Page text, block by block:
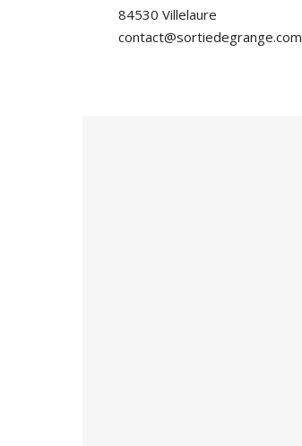
84530 Villelaure
contact@sortiedegrange.com